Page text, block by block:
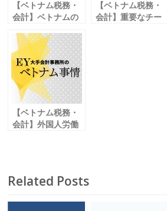
【ベトナム税務・
会計】ベトナムの
耐用年数及び減損
に留意 Vol. 16
【ベトナム税務・
会計】重要なチー
【ベトナム税務・
会計】外国人労働
Related Posts